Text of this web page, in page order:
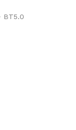
BT5.0